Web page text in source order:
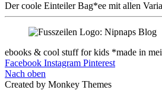
Der coole Einteiler Bag*ee mit allen
ebooks & cool stuff for kids *made in
Facebook Instagram Pinterest
Nach oben
Created by Monkey Themes